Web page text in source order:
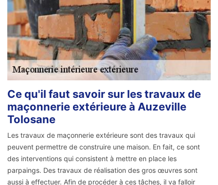
Ce qu'il faut savoir sur les travaux de
maçonnerie extérieure à Auzeville
Tolosane
Les travaux de maçonnerie extérieure sont des travaux qui
peuvent permettre de construire une maison. En fait, ce sont
des interventions qui consistent à mettre en place les
parpaings. Des travaux de réalisation des gros œuvres sont
aussi à effectuer. Afin de procéder à ces tâches, il va falloir